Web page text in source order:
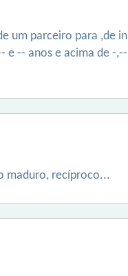
um parceiro para ,de
-- anos e acima de -
maduro, recíproco...